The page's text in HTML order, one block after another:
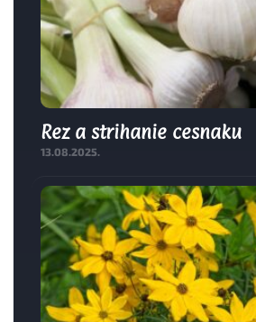
Rez a strihanie cesnaku
13.08.2025.